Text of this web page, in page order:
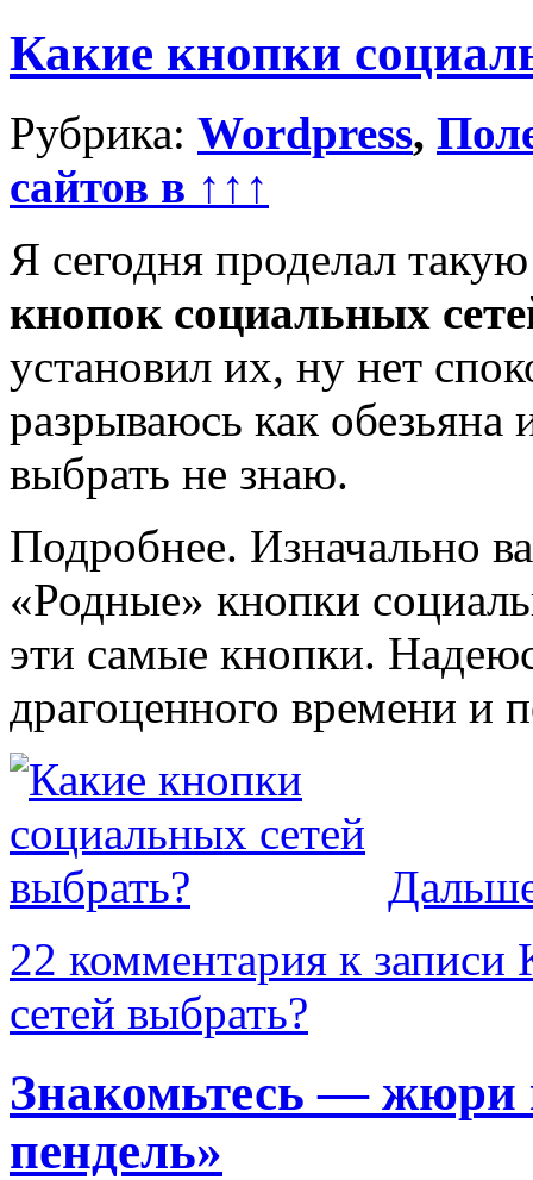
Какие кнопки
Рубрика: Wordpress,
сайтов в ↑↑↑
Я сегодня проделал
кнопок социальных
установил их, ну нет
разрываюсь как обезьяна
выбрать не знаю.
Подробнее. Изначально
«Родные» кнопки
эти самые кнопки.
драгоценного времени и
22 комментария к записи
сетей выбрать?
Знакомьтесь — жюри
пендель»